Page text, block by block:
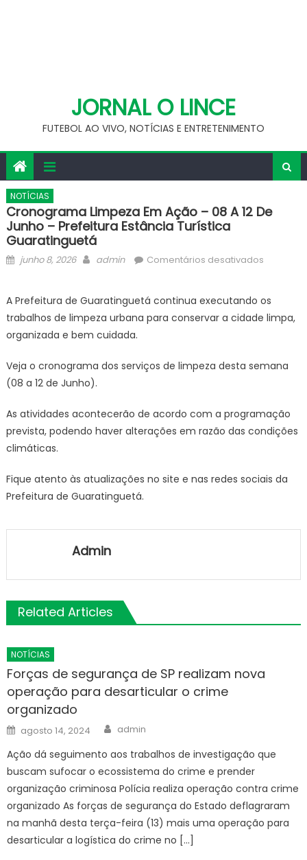
JORNAL O LINCE
FUTEBOL AO VIVO, NOTÍCIAS E ENTRETENIMENTO
NOTÍCIAS
Cronograma Limpeza Em Ação – 08 A 12 De
Junho – Prefeitura Estância Turística
Guaratinguetá
Posted
junho 8, 2026 Author
admin Comentários desativadosem
em
Ação
a
Junho
–
Turística
A Prefeitura de Guaratinguetá continua executando os
trabalhos de limpeza urbana para conservar a cidade limpa,
organizada e bem cuidada.
Veja o cronograma dos serviços de limpeza desta semana
(08 a 12 de Junho).
As atividades acontecerão de acordo com a programação
prevista, podendo haver alterações em razão das condições
climáticas.
Fique atento às atualizações no site e nas redes sociais da
Prefeitura de Guaratinguetá.
Admin
Related Articles
NOTÍCIAS
Forças de segurança de SP realizam nova
operação para desarticular o crime
organizado
Posted
on
agosto 14, 2024 Author
admin
Ação dá seguimento aos trabalhos de investigação que
buscam sufocar o ecossistema do crime e prender
organização criminosa Polícia realiza operação contra crime
organizado As forças de segurança do Estado deflagraram
na manhã desta terça-feira (13) mais uma operação para
desarticular a logística do crime no […]